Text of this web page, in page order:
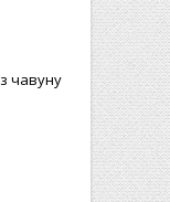
чавуну